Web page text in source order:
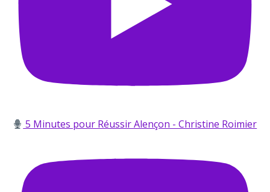
5 Minutes pour Réussir Alençon - Christine Roimier